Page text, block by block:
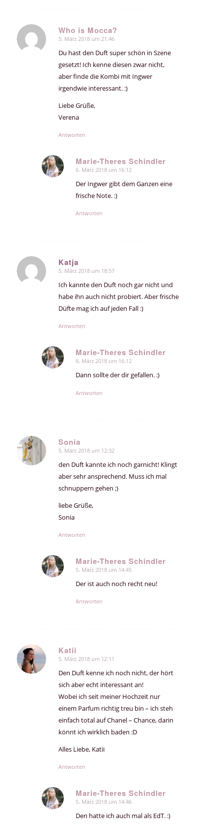
Who is Mocca?
sagte:
5. März 2018 um 21:46
Du hast den Duft super schön in Szene
gesetzt! Ich kenne diesen zwar nicht,
aber finde die Kombi mit Ingwer
irgendwie interessant. :)
Liebe Grüße,
Verena
Antworten
Marie-Theres Schindler
sagte:
6. März 2018 um 16:12
Der Ingwer gibt dem Ganzen eine
frische Note. :)
Antworten
Katja
sagte:
5. März 2018 um 18:57
Ich kannte den Duft noch gar nicht und
habe ihn auch nicht probiert. Aber frische
Düfte mag ich auf jeden Fall :)
Antworten
Marie-Theres Schindler
sagte:
6. März 2018 um 16:12
Dann sollte der dir gefallen. :)
Antworten
Sonia
sagte:
5. März 2018 um 12:32
den Duft kannte ich noch garnicht! Klingt
aber sehr ansprechend. Muss ich mal
schnuppern gehen ;)
liebe Grüße,
Sonia
Antworten
Marie-Theres Schindler
sagte:
5. März 2018 um 14:45
Der ist auch noch recht neu!
Antworten
Katii
sagte:
5. März 2018 um 12:11
Den Duft kenne ich noch nicht, der hört
sich aber echt interessant an!
Wobei ich seit meiner Hochzeit nur
einem Parfum richtig treu bin – ich steh
einfach total auf Chanel – Chance, darin
könnt ich wirklich baden :D
Alles Liebe, Katii
Antworten
Marie-Theres Schindler
sagte:
5. März 2018 um 14:46
Den hatte ich auch mal als EdT. :)